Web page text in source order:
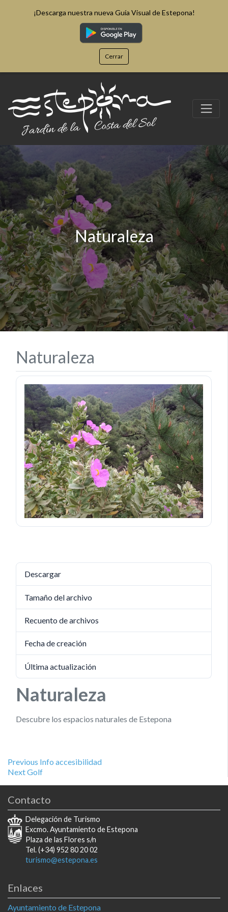
¡Descarga nuestra nueva Guía Visual de Estepona!
Cerrar
Naturaleza
Naturaleza
Descargar
Tamaño del archivo
Recuento de archivos
Fecha de creación
Última actualización
Naturaleza
Descubre los espacios naturales de Estepona
Navegación
de
entradas
Previous Previous
post:
Info accesibilidad
NextNext
Golf
Contacto
Delegación de Turismo
Excmo. Ayuntamiento de Estepona
Plaza de las Flores s/n
Tel. (+34) 952 80 20 02
turismo@estepona.es
Enlaces
Ayuntamiento de Estepona